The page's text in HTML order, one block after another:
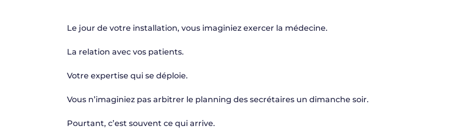
Le jour de votre installation, vous imaginiez exercer la médecine.
La relation avec vos patients.
Votre expertise qui se déploie.
Vous n’imaginiez pas arbitrer le planning des secrétaires un dimanche soir.
Pourtant, c’est souvent ce qui arrive.